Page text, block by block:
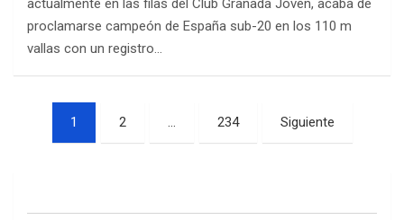
actualmente en las filas del Club Granada Joven, acaba de
proclamarse campeón de España sub-20 en los 110 m
vallas con un registro…
Paginación
1 2 … 234 Siguiente